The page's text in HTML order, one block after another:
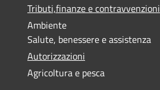
Tributi,finanze e contravvenzioni
Ambiente
Salute, benessere e assistenza
Autorizzazioni
Agricoltura e pesca